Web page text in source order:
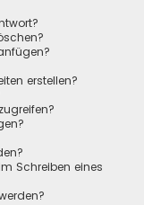
erstellen?
Schreiben eines